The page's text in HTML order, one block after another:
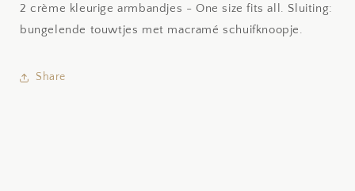
2 crème kleurige armbandjes - One size fits all. Sluiting:
bungelende touwtjes met macramé schuifknoopje.
Share